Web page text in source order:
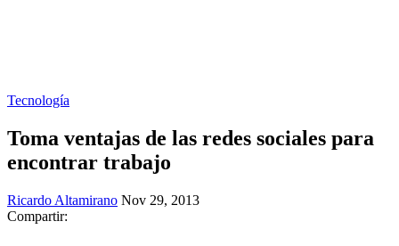
Tecnología
Toma ventajas de las redes sociales para
encontrar trabajo
Ricardo Altamirano Nov 29, 2013
Compartir: